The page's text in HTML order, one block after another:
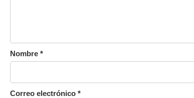
Nombre *
Correo electrónico *